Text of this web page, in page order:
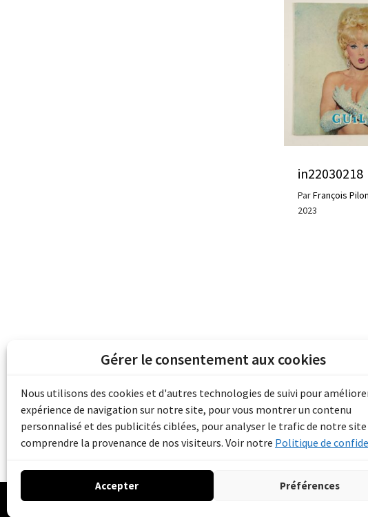
Gérer le consentement aux cookies
Nous utilisons des cookies et d'autres technologies de suivi pour
expérience de navigation sur notre site, pour vous montrer un contenu
personnalisé et des publicités ciblées, pour analyser le trafic de notre
comprendre la provenance de nos visiteurs. Voir notre Politique de
Accepter Préférences
in22030218
ParFrançois Pilon
2023
Les archives du son et de l'image d'Emile Berliner
grâce au financement de Bibliothèque et Archives
pour les collectivités du patrimoine documentaire) et
d'aide aux musées (Accès numérique au patrimoine).
© 2026